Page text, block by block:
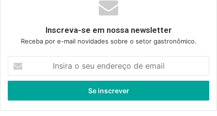
Inscreva-se em nossa newsletter
Receba por e-mail novidades sobre o setor gastronômico.
seu
de
email